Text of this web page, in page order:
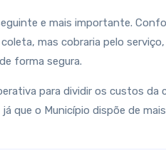
e mais importante.
mas cobraria pelo
forma segura.
para dividir os custos
que o Município dispõe de